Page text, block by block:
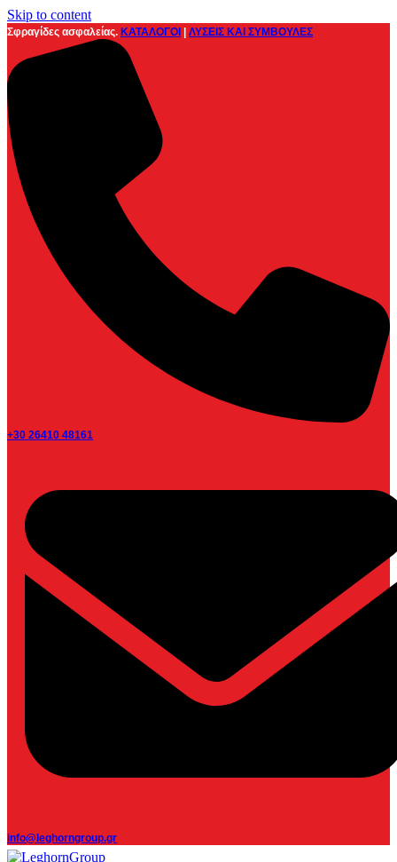
Skip to content
Σφραγίδες ασφαλείας. ΚΑΤΑΛΟΓΟΙ ΛΥΣΕΙΣ ΚΑΙ ΣΥΜΒΟΥΛΕΣ
+30 26410 48161
info@leghorngroup.gr